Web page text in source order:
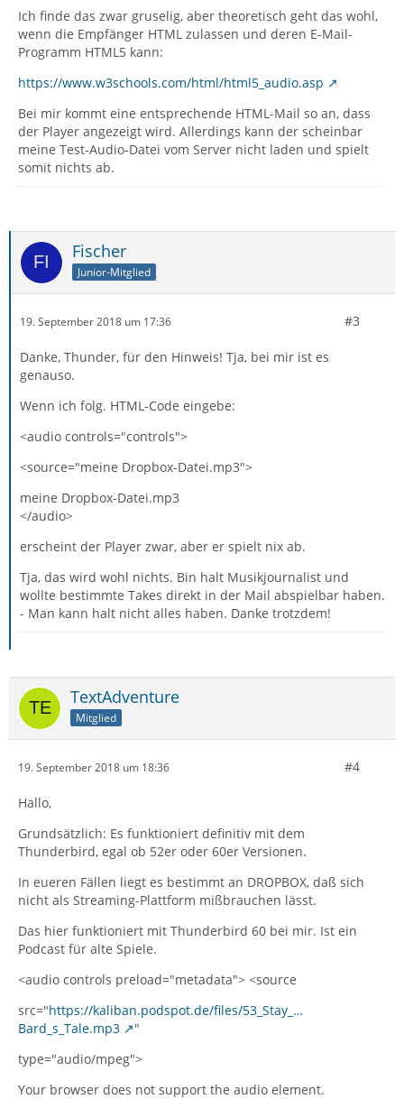
Ich finde das zwar gruselig, aber theoretisch geht das wohl,
wenn die Empfänger HTML zulassen und deren E-Mail-
Programm HTML5 kann:
https://www.w3schools.com/html/html5_audio.asp
Bei mir kommt eine entsprechende HTML-Mail so an, dass
der Player angezeigt wird. Allerdings kann der scheinbar
meine Test-Audio-Datei vom Server nicht laden und spielt
somit nichts ab.
Fischer
Junior-Mitglied
19. September 2018 um 17:36 #3
Danke, Thunder, für den Hinweis! Tja, bei mir ist es
genauso.
Wenn ich folg. HTML-Code eingebe:
<audio controls="controls">
<source="meine Dropbox-Datei.mp3">
meine Dropbox-Datei.mp3
</audio>
erscheint der Player zwar, aber er spielt nix ab.
Tja, das wird wohl nichts. Bin halt Musikjournalist und
wollte bestimmte Takes direkt in der Mail abspielbar haben.
- Man kann halt nicht alles haben. Danke trotzdem!
TextAdventure
Mitglied
19. September 2018 um 18:36 #4
Hallo,
Grundsätzlich: Es funktioniert definitiv mit dem
Thunderbird, egal ob 52er oder 60er Versionen.
In eueren Fällen liegt es bestimmt an DROPBOX, daß sich
nicht als Streaming-Plattform mißbrauchen lässt.
Das hier funktioniert mit Thunderbird 60 bei mir. Ist ein
Podcast für alte Spiele.
<audio controls preload="metadata"> <source
src="https://kaliban.podspot.de/files/53_Stay_…
Bard_s_Tale.mp3
"
type="audio/mpeg">
Your browser does not support the audio element.